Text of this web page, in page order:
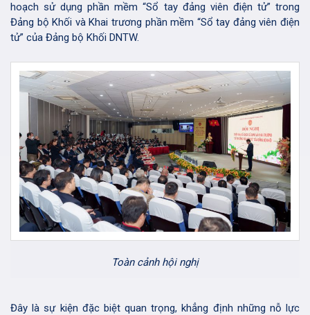
hoạch sử dụng phần mềm “Sổ tay đảng viên điện tử” trong
Đảng bộ Khối và Khai trương phần mềm “Sổ tay đảng viên điện
tử” của Đảng bộ Khối DNTW.
Toàn cảnh hội nghị
Đây là sự kiện đặc biệt quan trọng, khẳng định những nỗ lực